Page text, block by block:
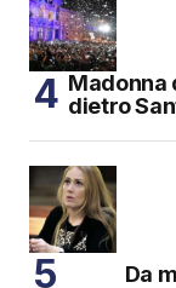
Madonna
dietro
Da